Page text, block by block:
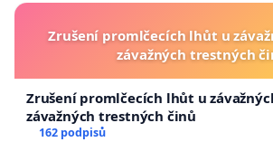
Zrušení promlčecích lhůt u
závažných trestných
Zrušení promlčecích lhůt u
závažných trestných činů
162 podpisů